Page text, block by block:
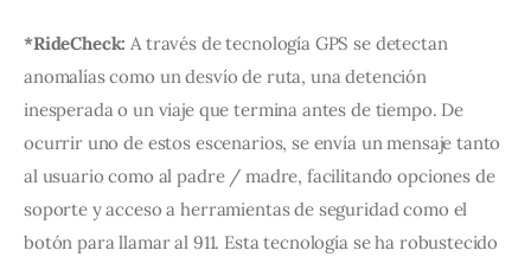
*RideCheck: A través de tecnología GPS se detectan
anomalías como un desvío de ruta, una detención
inesperada o un viaje que termina antes de tiempo. De
ocurrir uno de estos escenarios, se envía un mensaje tanto
al usuario como al padre / madre, facilitando opciones de
soporte y acceso a herramientas de seguridad como el
botón para llamar al 911. Esta tecnología se ha robustecido